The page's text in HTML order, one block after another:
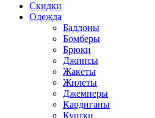
Скидки
Одежда
Бадлоны
Бомберы
Брюки
Джинсы
Жакеты
Жилеты
Джемперы
Кардиганы
Куртки